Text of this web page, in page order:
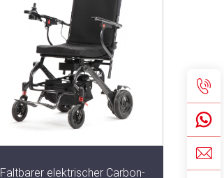
Faltbarer elektrischer Carbon-